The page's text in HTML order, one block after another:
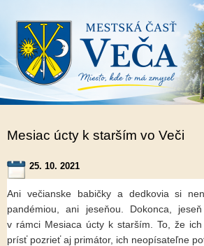
Mesiac úcty k starším vo Veči
25. 10. 2021
Ani večianske babičky a dedkovia si
pandémiou, ani jeseňou. Dokonca,
v rámci Mesiaca úcty k starším. To, že
prísť pozrieť aj primátor, ich neopísateľne